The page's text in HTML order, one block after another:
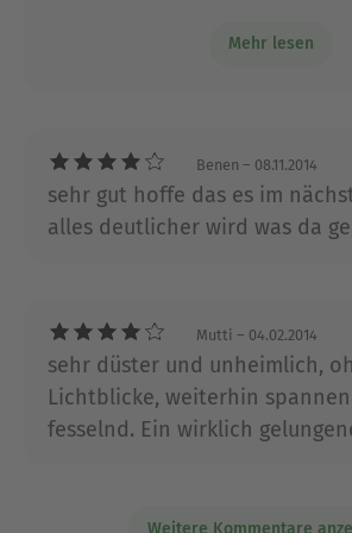
der Apokalypse fügt sich zu
Mehr lesen
Benen – 08.11.2014
sehr gut hoffe das es im
alles deutlicher wird was da
Mutti – 04.02.2014
sehr düster und unheimlich,
Lichtblicke, weiterhin
fesselnd. Ein wirklich
Weitere Kommentare